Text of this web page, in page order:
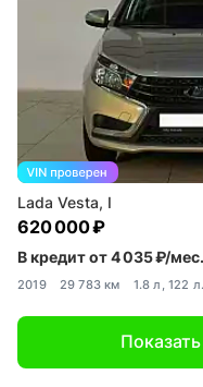
Lada Vesta, I
620 000 ₽
В кредит от 4 035 ₽/мес.
2019 29 783 км 1.8 л, 122